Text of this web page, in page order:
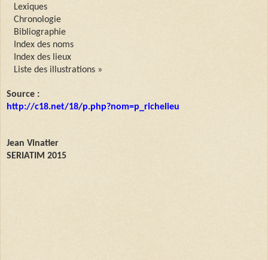
Lexiques
Chronologie
Bibliographie
Index des noms
Index des lieux
Liste des illustrations »
Source :
http://c18.net/18/p.php?nom=p_richelieu
Jean Vinatier
SERIATIM 2015